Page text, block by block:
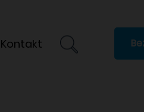
Kontakt